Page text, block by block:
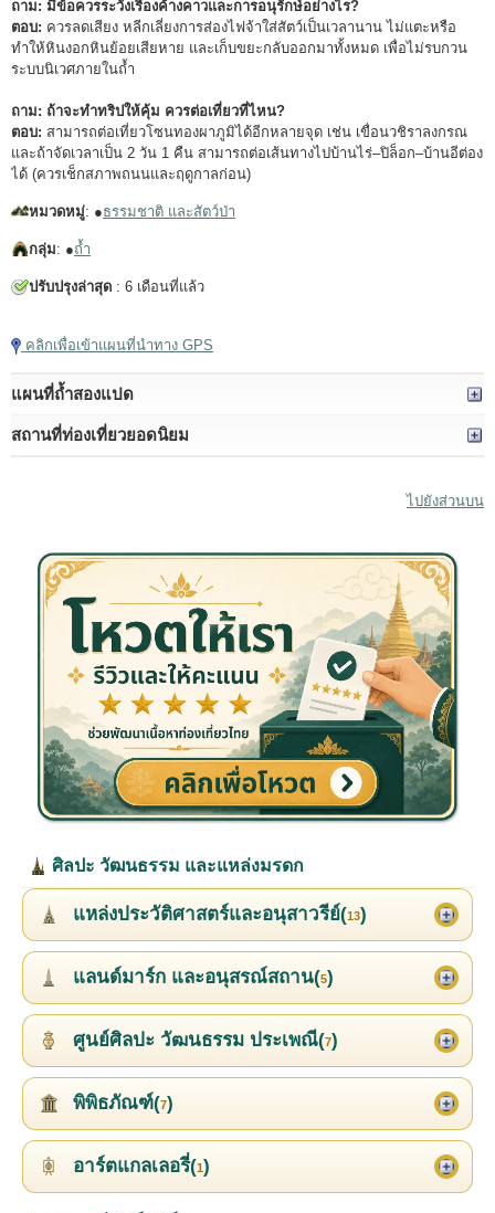
ถาม: มีข้อควรระวังเรื่องค้างคาวและการอนุรักษ์อย่างไร?
ตอบ: ควรลดเสียง หลีกเลี่ยงการส่องไฟจ้าใส่สัตว์เป็นเวลานาน ไม่แตะหรือ
ทำให้หินงอกหินย้อยเสียหาย และเก็บขยะกลับออกมาทั้งหมด เพื่อไม่รบกวน
ระบบนิเวศภายในถ้ำ
ถาม: ถ้าจะทำทริปให้คุ้ม ควรต่อเที่ยวที่ไหน?
ตอบ: สามารถต่อเที่ยวโซนทองผาภูมิได้อีกหลายจุด เช่น เขื่อนวชิราลงกรณ
และถ้าจัดเวลาเป็น 2 วัน 1 คืน สามารถต่อเส้นทางไปบ้านไร่–ปิล็อก–บ้านอีต่อง
ได้ (ควรเช็กสภาพถนนและฤดูกาลก่อน)
หมวดหมู่: ●ธรรมชาติ และสัตว์ป่า
กลุ่ม: ●ถ้ำ
ปรับปรุงล่าสุด : 6 เดือนที่แล้ว
คลิกเพื่อเข้าแผนที่นำทาง GPS
แผนที่ถ้ำสองแปด
สถานที่ท่องเที่ยวยอดนิยม
ไปยังส่วนบน
ศิลปะ วัฒนธรรม และแหล่งมรดก
แหล่งประวัติศาสตร์และอนุสาวรีย์(13)
แลนด์มาร์ก และอนุสรณ์สถาน(5)
ศูนย์ศิลปะ วัฒนธรรม ประเพณี(7)
พิพิธภัณฑ์(7)
อาร์ตแกลเลอรี่(1)